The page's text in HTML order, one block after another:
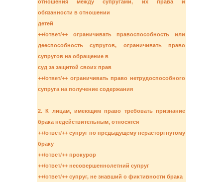
отношения между супругами, их права и
обязанности в отношении
детей
++/ответ/++ ограничивать правоспособность или
дееспособность супругов, ограничивать право
супругов на обращение в
суд за защитой своих прав
++/ответ/++ ограничивать право нетрудоспособного
супруга на получение содержания
2. К лицам, имеющим право требовать признание
брака недействительным, относятся
++/ответ/++ супруг по предыдущему нерасторгнутому
браку
++/ответ/++ прокурор
++/ответ/++ несовершеннолетний супруг
++/ответ/++ супруг, не знавший о фиктивности брака